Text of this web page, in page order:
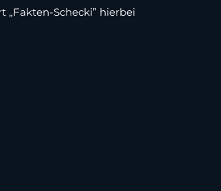
„Fakten-Schecki” hierbei